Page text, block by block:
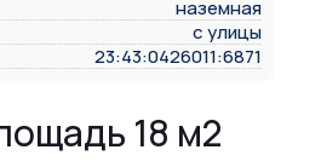
наземная
с улицы
23:43:0426011:6871
18 м2